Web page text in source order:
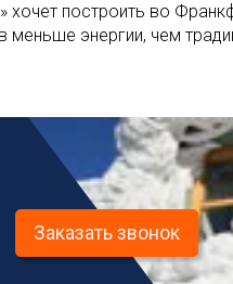
хочет построить во
меньше энергии, чем
Заказать звонок